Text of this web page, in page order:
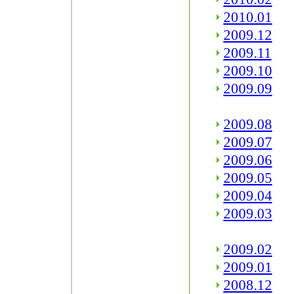
2010.01
2009.12
2009.11
2009.10
2009.09
2009.08
2009.07
2009.06
2009.05
2009.04
2009.03
2009.02
2009.01
2008.12